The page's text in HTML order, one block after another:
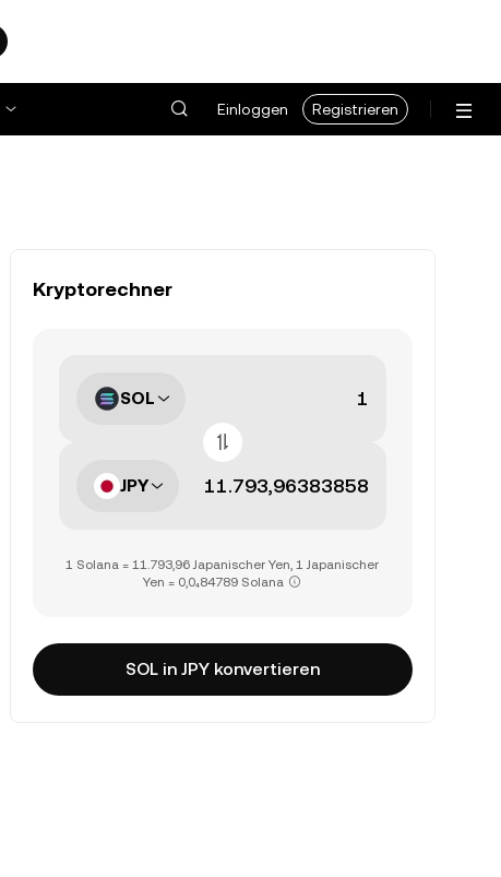
Einloggen Registrieren
Kryptorechner
SOL
JPY
1 Solana = 11.793,96 Japanischer Yen, 1 Japanischer
Yen = 0,0₄84789 Solana
SOL in JPY konvertieren